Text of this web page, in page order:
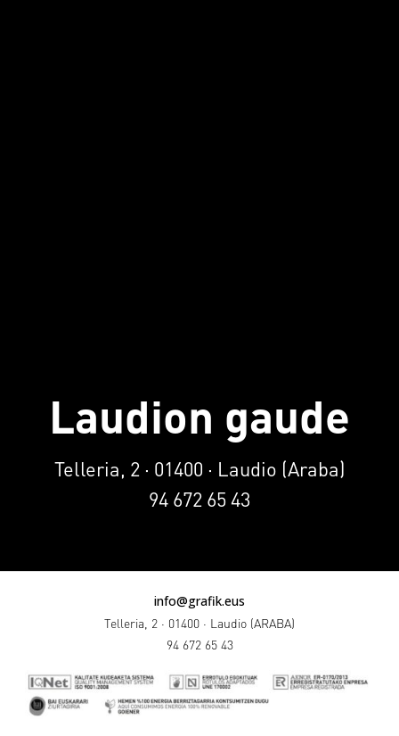
Laudion gaude
Telleria, 2 · 01400 · Laudio (Araba)
94 672 65 43
info@grafik.eus
Telleria, 2 · 01400 · Laudio (ARABA)
94 672 65 43